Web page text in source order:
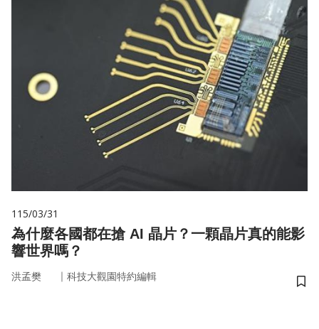
115/03/31
為什麼各國都在搶 AI 晶片？一顆晶片真的能影
響世界嗎？
洪孟樊 ｜ 科技大觀園特約編輯
儲